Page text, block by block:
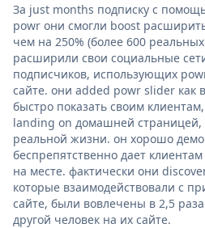
За just months подписку с
powr они смогли boost
чем на 250% (более 600
расширили свои социальные
подписчиков, использующих
сайте. они added powr slider как
быстро показать своим
landing on домашней страницей,
реальной жизни. он хорошо
беспрепятственно дает
на месте. фактически они
которые взаимодействовали с
сайте, были вовлечены в 2,5
другой человек на их сайте.